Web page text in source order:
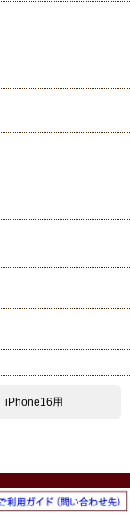
iPhone16用